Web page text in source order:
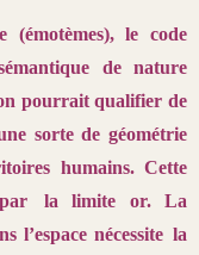
(émotèmes), le code
de nature
pourrait qualifier de
sorte de géométrie
humains. Cette
la limite or. La
l’espace nécessite la